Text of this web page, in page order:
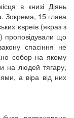
в книзі Діянь
Зокрема, 15 глава
євреїв (якраз з
проповідували що
спасіння не
собор на якому
на людей тягару,
а віра від них